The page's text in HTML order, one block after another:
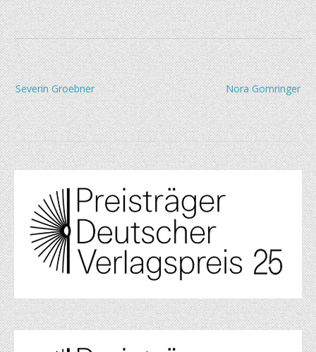
Beitragsnavigation
Nora Gomringer
Severin Groebner